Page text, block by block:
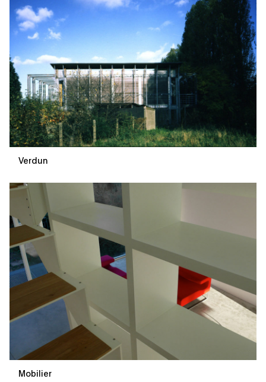
Verdun
Mobilier